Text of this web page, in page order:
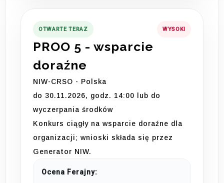
OTWARTE TERAZ WYSOKI
PROO 5 - wsparcie
doraźne
NIW-CRSO - Polska
do 30.11.2026, godz. 14:00 lub do
wyczerpania środków
Konkurs ciągły na wsparcie doraźne dla
organizacji; wnioski składa się przez
Generator NIW.
Ocena Ferajny: